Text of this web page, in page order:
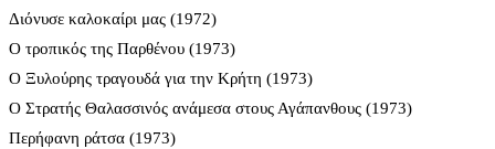
Διόνυσε καλοκαίρι μας (1972)
Ο τροπικός της Παρθένου (1973)
Ο Ξυλούρης τραγουδά για την Κρήτη (1973)
Ο Στρατής Θαλασσινός ανάμεσα στους Αγάπανθους (1973)
Περήφανη ράτσα (1973)